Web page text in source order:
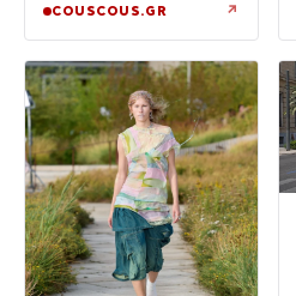
COUSCOUS.GR ↗